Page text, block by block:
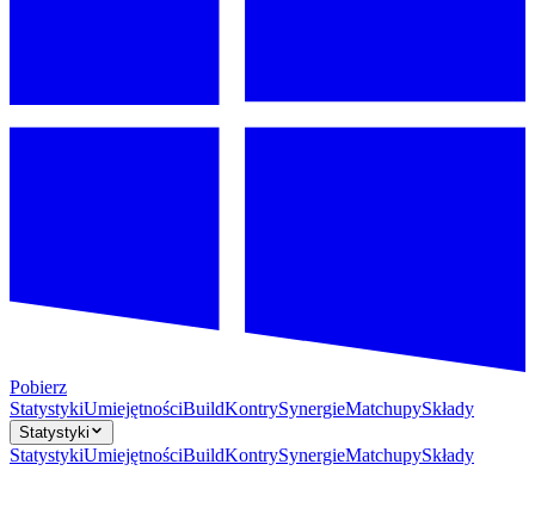
Pobierz
StatystykiUmiejętnościBuildKontrySynergieMatchupySkłady
Statystyki
StatystykiUmiejętnościBuildKontrySynergieMatchupySkłady